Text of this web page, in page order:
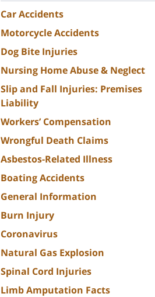
Car Accidents
Motorcycle Accidents
Dog Bite Injuries
Nursing Home Abuse & Neglect
Slip and Fall Injuries: Premises
Liability
Workers’ Compensation
Wrongful Death Claims
Asbestos-Related Illness
Boating Accidents
General Information
Burn Injury
Coronavirus
Natural Gas Explosion
Spinal Cord Injuries
Limb Amputation Facts